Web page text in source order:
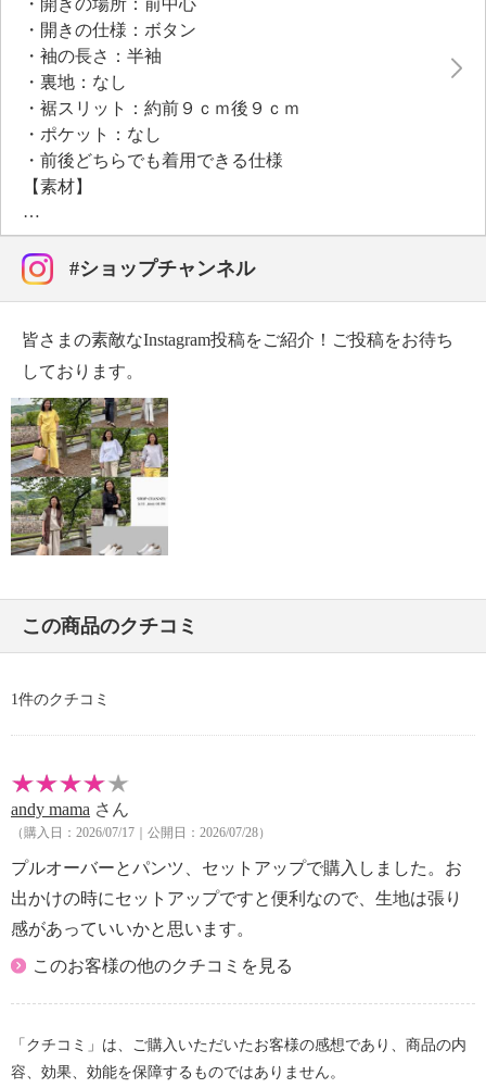
はスリットを配し、パンツ合わせにもスカート合わせ
にもコーディネイトしやすいバランスです。ご家庭で
洗濯機洗いが可能なイージーケアで、デイリーユース
に最適。春夏のワードローブに欠かせない一枚です。
・開きの仕様：ボタン
・袖の長さ：半袖
・裏地：なし
・裾スリット：約前９ｃｍ後９ｃｍ
・ポケット：なし
・前後どちらでも着用できる仕様
【素材】
・本体：ポリエステル７８％、綿１５％、麻７％
・別布部分：ポリエステル９０％、綿１０％
【メンテナンス（絵表示ラベル）】
・洗濯機：可
・タンブル乾燥：不可
・自然乾燥：日陰の吊り干し
・アイロン仕上げ：可（中温）
・ドライクリーニング：石油系ドライクリーニング可
・ウエットクリーニング：可
【メンテナンス（ケアラベル）】
・長時間照射による変退色注意
・単品洗い
・水や汗などによる色落ち、色移り注意
・ネット使用
【原産国（地）】
・中国製
#ショップチャンネル
皆さまの素敵なInstagram投稿をご紹介！ご投稿をお待ち
しております。
この商品のクチコミ
1件のクチコミ
andy mama さん
（購入日：2026/07/17｜公開日：2026/07/28）
プルオーバーとパンツ、セットアップで購入しました。お
出かけの時にセットアップですと便利なので、生地は張り
感があっていいかと思います。
このお客様の他のクチコミを見る
「クチコミ」は、ご購入いただいたお客様の感想であり、商品の内
容、効果、効能を保障するものではありません。